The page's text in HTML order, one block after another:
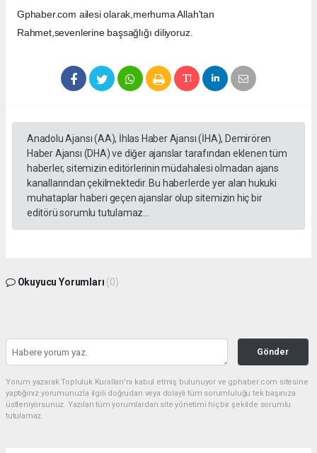
Gphaber.com ailesi olarak,merhuma Allah'tan
Rahmet,sevenlerine başsağlığı diliyoruz.
Anadolu Ajansı (AA), İhlas Haber Ajansı (İHA), Demirören
Haber Ajansı (DHA) ve diğer ajanslar tarafından eklenen tüm
haberler, sitemizin editörlerinin müdahalesi olmadan ajans
kanallarından çekilmektedir. Bu haberlerde yer alan hukuki
muhataplar haberi geçen ajanslar olup sitemizin hiç bir
editörü sorumlu tutulamaz...
Okuyucu Yorumları (0)
Gönder
Yorum yazarak Topluluk Kuralları’nı kabul etmiş bulunuyor ve gphaber.com sitesine
yaptığınız yorumunuzla ilgili doğrudan veya dolaylı tüm sorumluluğu tek başınıza
üstleniyorsunuz. Yazılan tüm yorumlardan site yönetimi hiçbir şekilde sorumlu
tutulamaz.